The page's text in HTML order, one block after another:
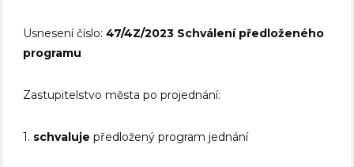
Usnesení číslo:47/4Z/2023 Schválení předloženého
programu
Zastupitelstvo města po projednání:
1. schvalujepředložený program jednání